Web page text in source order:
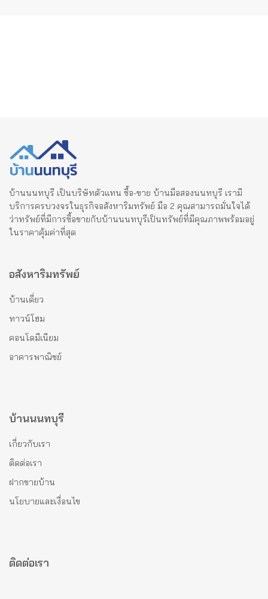
บ้านนนทบุรี เป็นบริษัทตัวแทน ซื้อ-ขาย บ้านมือสองนนทบุรี เรามี
บริการครบวงจรในธุรกิจอสังหาริมทรัพย์ มือ 2 คุณสามารถมั่นใจได้
ว่าทรัพย์ที่มีการซื้อขายกับบ้านนนทบุรีเป็นทรัพย์ที่มีคุณภาพพร้อมอยู่
ในราคาคุ้มค่าที่สุด
อสังหาริมทรัพย์
บ้านเดี่ยว
ทาวน์โฮม
คอนโดมีเนียม
อาคารพาณิชย์
บ้านนนทบุรี
เกี่ยวกับเรา
ติดต่อเรา
ฝากขายบ้าน
นโยบายและเงื่อนไข
ติดต่อเรา